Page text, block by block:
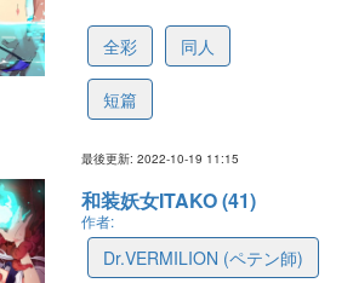
全彩 同人
短篇
最後更新: 2022-10-19 11:15
和装妖女ITAKO (41)
作者:
Dr.VERMILION (ペテン師)